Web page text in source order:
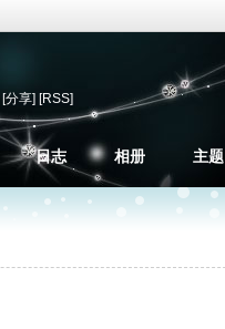
[分享] [RSS]
日志 相册 主题